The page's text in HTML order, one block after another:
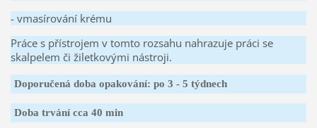
- vmasírování krému
Práce s přístrojem v tomto rozsahu nahrazuje práci se
skalpelem či žiletkovými nástroji.
Doporučená doba opakování: po 3 - 5 týdnech
Doba trvání cca 40 min